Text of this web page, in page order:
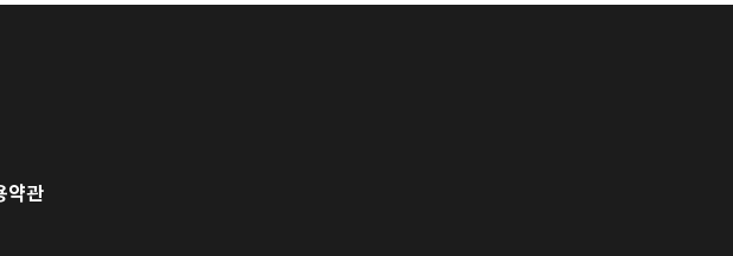
약관